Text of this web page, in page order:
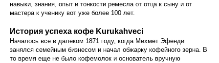
навыки, знания, опыт и тонкости ремесла от отца к сыну и от
мастера к ученику вот уже более 100 лет.
История успеха кофе Kurukahveci
Началось все в далеком 1871 году, когда Мехмет Эфенди
занялся семейным бизнесом и начал обжарку кофейного зерна. В
то время еще не было кофемолок и основатель вручную